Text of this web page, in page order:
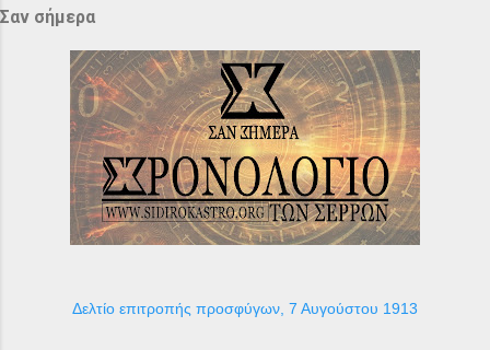
Σαν σήμερα
Δελτίο επιτροπής προσφύγων, 7 Αυγούστου 1913